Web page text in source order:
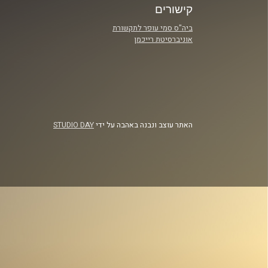
קישורים
ביה"ס סמי עופר לתקשורת
אוניברסיטת רייכמן
האתר עוצב ונבנה באהבה על ידיSTUDIO DAY